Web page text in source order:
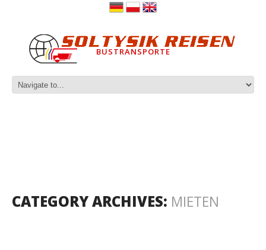
BUSTRANSPORTE
CATEGORY ARCHIVES: MIETEN